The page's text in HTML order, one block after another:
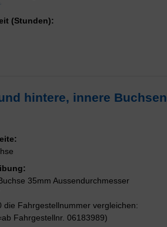
(Stunden):
hintere, innere Buchsen
35mm Aussendurchmesser
die Fahrgestellnummer vergleichen:
Fahrgestellnr. 06183989)